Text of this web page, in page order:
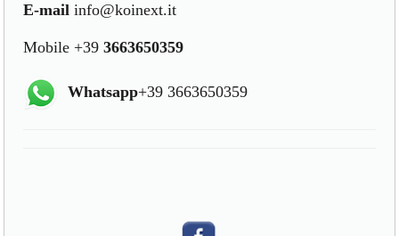
E-mail info@koinext.it
Mobile +393663650359
Whatsapp+39 3663650359